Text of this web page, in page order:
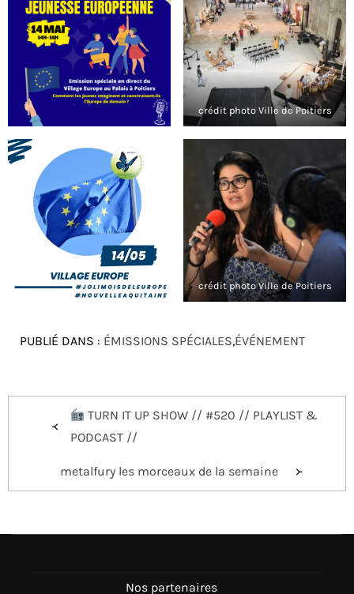
crédit photo Ville de Poitiers
crédit photo Ville de Poitiers
PUBLIÉ DANS : ÉMISSIONS SPÉCIALES,ÉVÉNEMENT
NavigationTURN IT UP SHOW // #520 // PLAYLIST &
PODCAST //
metalfury les morceaux de la semaine
Nos partenaires